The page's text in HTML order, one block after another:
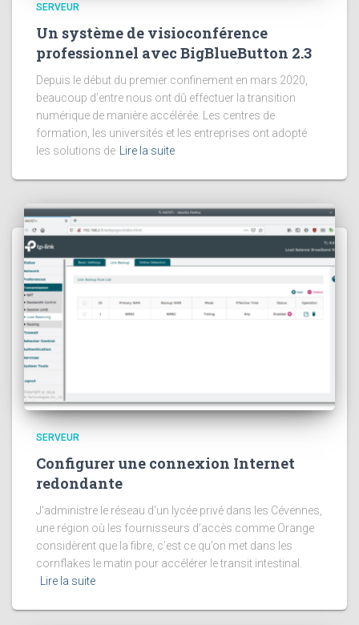
SERVEUR
Un système de visioconférence
professionnel avec BigBlueButton 2.3
Depuis le début du premier confinement en mars 2020,
beaucoup d’entre nous ont dû effectuer la transition
numérique de manière accélérée. Les centres de
formation, les universités et les entreprises ont adopté
les solutions de
Lire la suite
SERVEUR
Configurer une connexion Internet
redondante
J’administre le réseau d’un lycée privé dans les Cévennes,
une région où les fournisseurs d’accès comme Orange
considèrent que la fibre, c’est ce qu’on met dans les
cornflakes le matin pour accélérer le transit intestinal.
Lire la suite